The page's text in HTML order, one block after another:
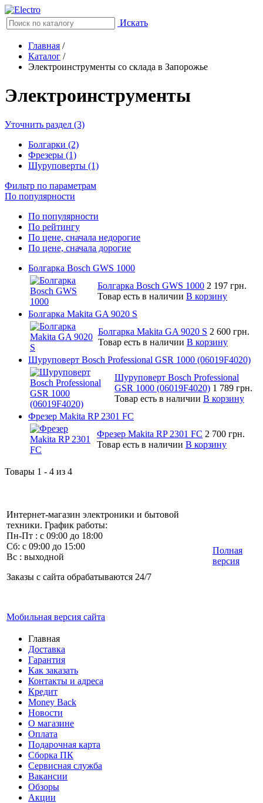
Искать
Главная /
Каталог /
Электроинструменты со склада в Запорожье
Электроинструменты
Уточнить раздел (3)
Болгарки (2)
Фрезеры (1)
Шуруповерты (1)
Фильтр по параметрам
По популярности
По популярности
По рейтингу
По цене, сначала недорогие
По цене, сначала дорогие
Болгарка Bosch GWS 1000
Болгарка Bosch GWS 1000 2 197 грн.
Товар есть в наличии В корзину
Болгарка Makita GA 9020 S
Болгарка Makita GA 9020 S 2 600 грн.
Товар есть в наличии В корзину
Шуруповерт Bosch Professional GSR 1000 (06019F4020)
Шуруповерт Bosch Professional
GSR 1000 (06019F4020) 1 789 грн.
Товар есть в наличии В корзину
Фрезер Makita RP 2301 FC
Фрезер Makita RP 2301 FC 2 700 грн.
Товар есть в наличии В корзину
Товары 1 - 4 из 4
Интернет-магазин электроники и бытовой
техники. График работы:
Пн-Пт : с 09:00 до 18:00
Сб: с 09:00 до 15:00
Вс : выходной
Заказы с сайта обрабатываются 24/7
Мобильная версия сайта
Полная
версия
Главная
Доставка
Гарантия
Как заказать
Контакты и адреса
Кредит
Money Back
Новости
О магазине
Оплата
Подарочная карта
Сборка ПК
Сервисная служба
Вакансии
Обзоры
Акции